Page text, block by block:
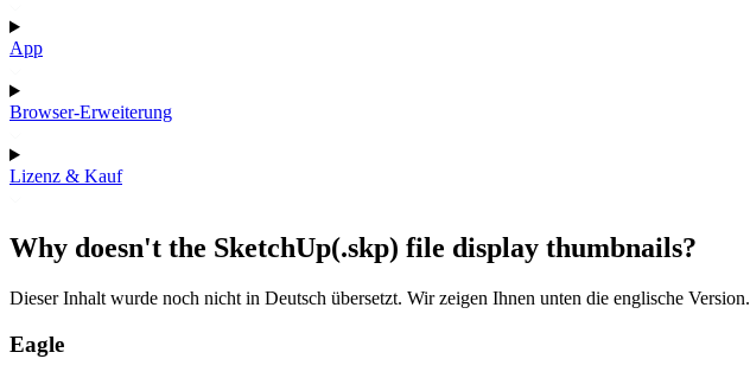
App
Browser-Erweiterung
Lizenz & Kauf
Why doesn't the SketchUp(.skp) file display thumbnails?
Dieser Inhalt wurde noch nicht in Deutsch übersetzt. Wir zeigen Ihnen unten die englische Version.
Eagle